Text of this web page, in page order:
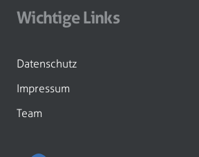
Wichtige Links
Datenschutz
Impressum
Team